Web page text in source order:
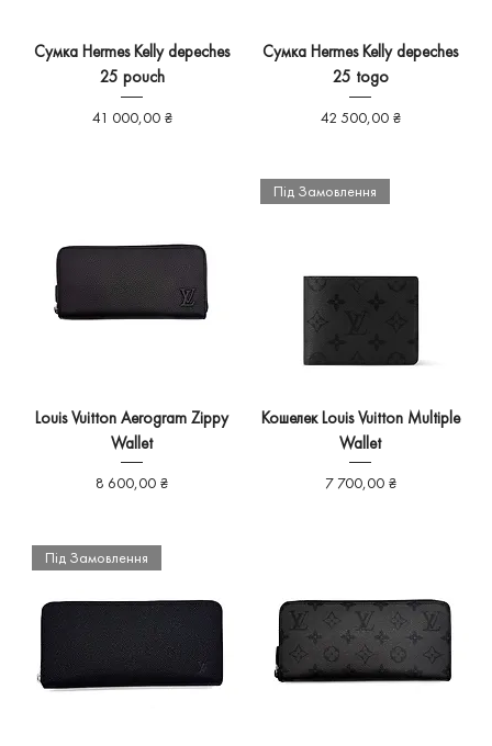
Сумка Hermes Kelly depeches
25 pouch
Ціна
41 000,00 ₴
Сумка Hermes Kelly depeches
25 togo
Ціна
42 500,00 ₴
Louis Vuitton Aerogram Zippy
Wallet
Ціна
8 600,00 ₴
Під Замовлення
Кошелек Louis Vuitton Multiple
Wallet
Ціна
7 700,00 ₴
Під Замовлення